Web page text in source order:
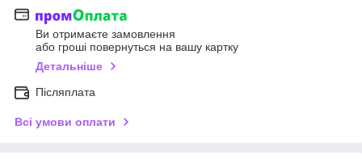
Ви отримаєте замовлення
або гроші повернуться на вашу картку
Детальніше
Післяплата
Всі умови оплати